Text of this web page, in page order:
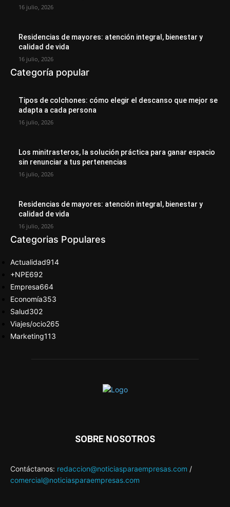
16 julio, 2026
Residencias de mayores: atención integral, bienestar y
calidad de vida
16 julio, 2026
Categoría popular
Tipos de colchones: cómo elegir el descanso que mejor se
adapta a cada persona
16 julio, 2026
Los minitrasteros, la solución práctica para ganar espacio
sin renunciar a tus pertenencias
16 julio, 2026
Residencias de mayores: atención integral, bienestar y
calidad de vida
16 julio, 2026
Categorias Populares
Actualidad914
+NPE692
Empresa664
Economía353
Salud302
Viajes/ocio265
Marketing113
SOBRE NOSOTROS
Contáctanos: redaccion@noticiasparaempresas.com /
comercial@noticiasparaempresas.com